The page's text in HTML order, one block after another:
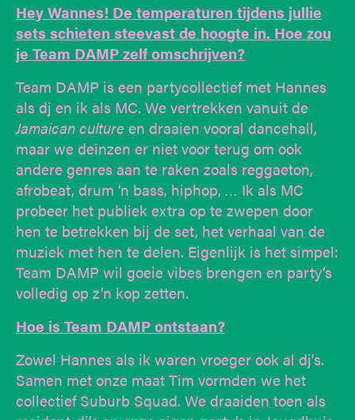
Hey Wannes! De temperaturen tijdens jullie
sets schieten steevast de hoogte in. Hoe zou
je Team DAMP zelf omschrijven?
Team DAMP is een partycollectief met Hannes
als dj en ik als MC. We vertrekken vanuit de
Jamaican cultureen draaien vooral dancehall,
maar we deinzen er niet voor terug om ook
andere genres aan te raken zoals reggaeton,
afrobeat, drum ’n bass, hiphop, … Ik als MC
probeer het publiek extra op te zwepen door
hen te betrekken bij de set, het verhaal van de
muziek met hen te delen. Eigenlijk is het simpel:
Team DAMP wil goeie vibes brengen en party’s
volledig op z’n kop zetten.
Hoe is Team DAMP ontstaan?
Zowel Hannes als ik waren vroeger ook al dj’s.
Samen met onze maat Tim vormden we het
collectief Suburb Squad. We draaiden toen als